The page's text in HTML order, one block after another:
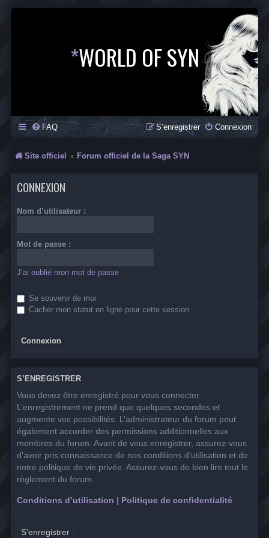
*WORLD OF SYN
FAQ Connexion
S’enregistrer
Site officiel Forum officiel de la Saga SYN
CONNEXION
Nom d’utilisateur :
Mot de passe :
J’ai oublié mon mot de passe
Se souvenir de moi
Cacher mon statut en ligne pour cette session
S’ENREGISTRER
Vous devez être enregistré pour vous connecter.
L’enregistrement ne prend que quelques secondes et
augmente vos possibilités. L’administrateur du forum peut
également accorder des permissions additionnelles aux
membres du forum. Avant de vous enregistrer, assurez-vous
d’avoir pris connaissance de nos conditions d’utilisation et de
notre politique de vie privée. Assurez-vous de bien lire tout le
règlement du forum.
Conditions d’utilisation | Politique de confidentialité
S’enregistrer